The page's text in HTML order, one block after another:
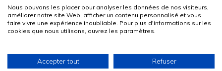
Datenschutzrichtlinien
ImpressumKontakt
Nederlands(Niederländisch English(
Nous pouvons les placer pour analyser les données de nos visiteurs,
améliorer notre site Web, afficher un contenu personnalisé et vous
faire vivre une expérience inoubliable. Pour plus d'informations sur les
cookies que nous utilisons, ouvrez les paramètres.
Accepter tout Refuser